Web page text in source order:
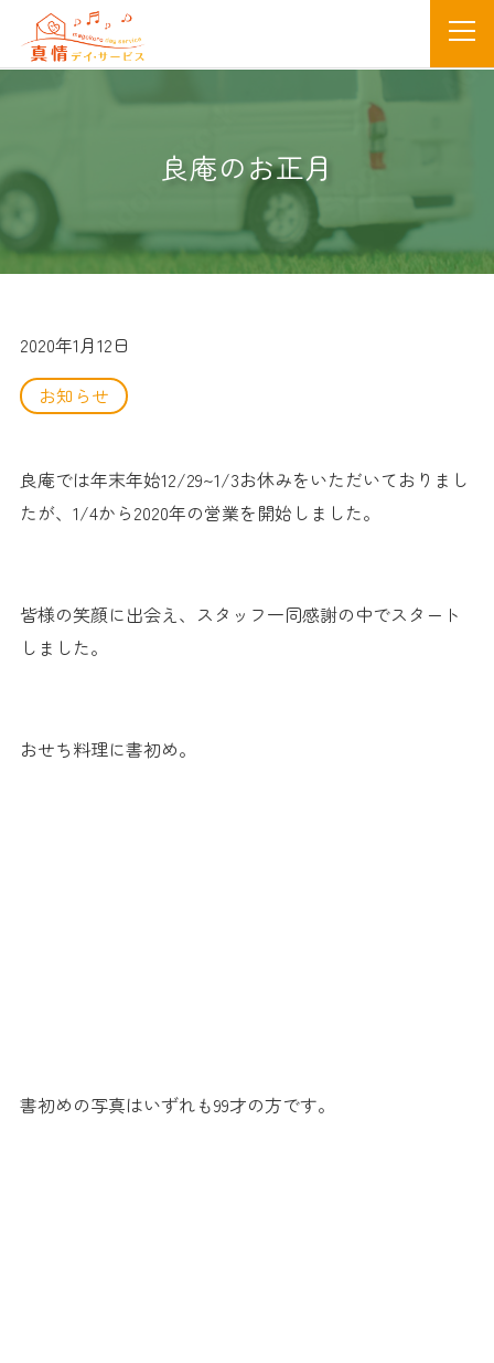
良庵のお正月
2020年1月12日
お知らせ
良庵では年末年始12/29~1/3お休みをいただいておりまし
たが、1/4から2020年の営業を開始しました。
皆様の笑顔に出会え、スタッフ一同感謝の中でスタート
しました。
おせち料理に書初め。
書初めの写真はいずれも99才の方です。